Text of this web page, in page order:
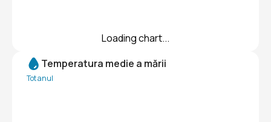
Loading chart...
Temperatura medie a mării
Tot anul